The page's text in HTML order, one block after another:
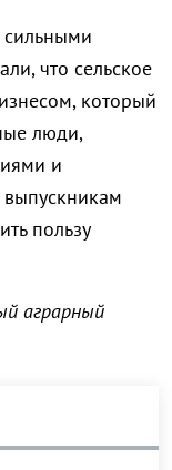
что сельское
который
люди,
и
пользу
аграрный